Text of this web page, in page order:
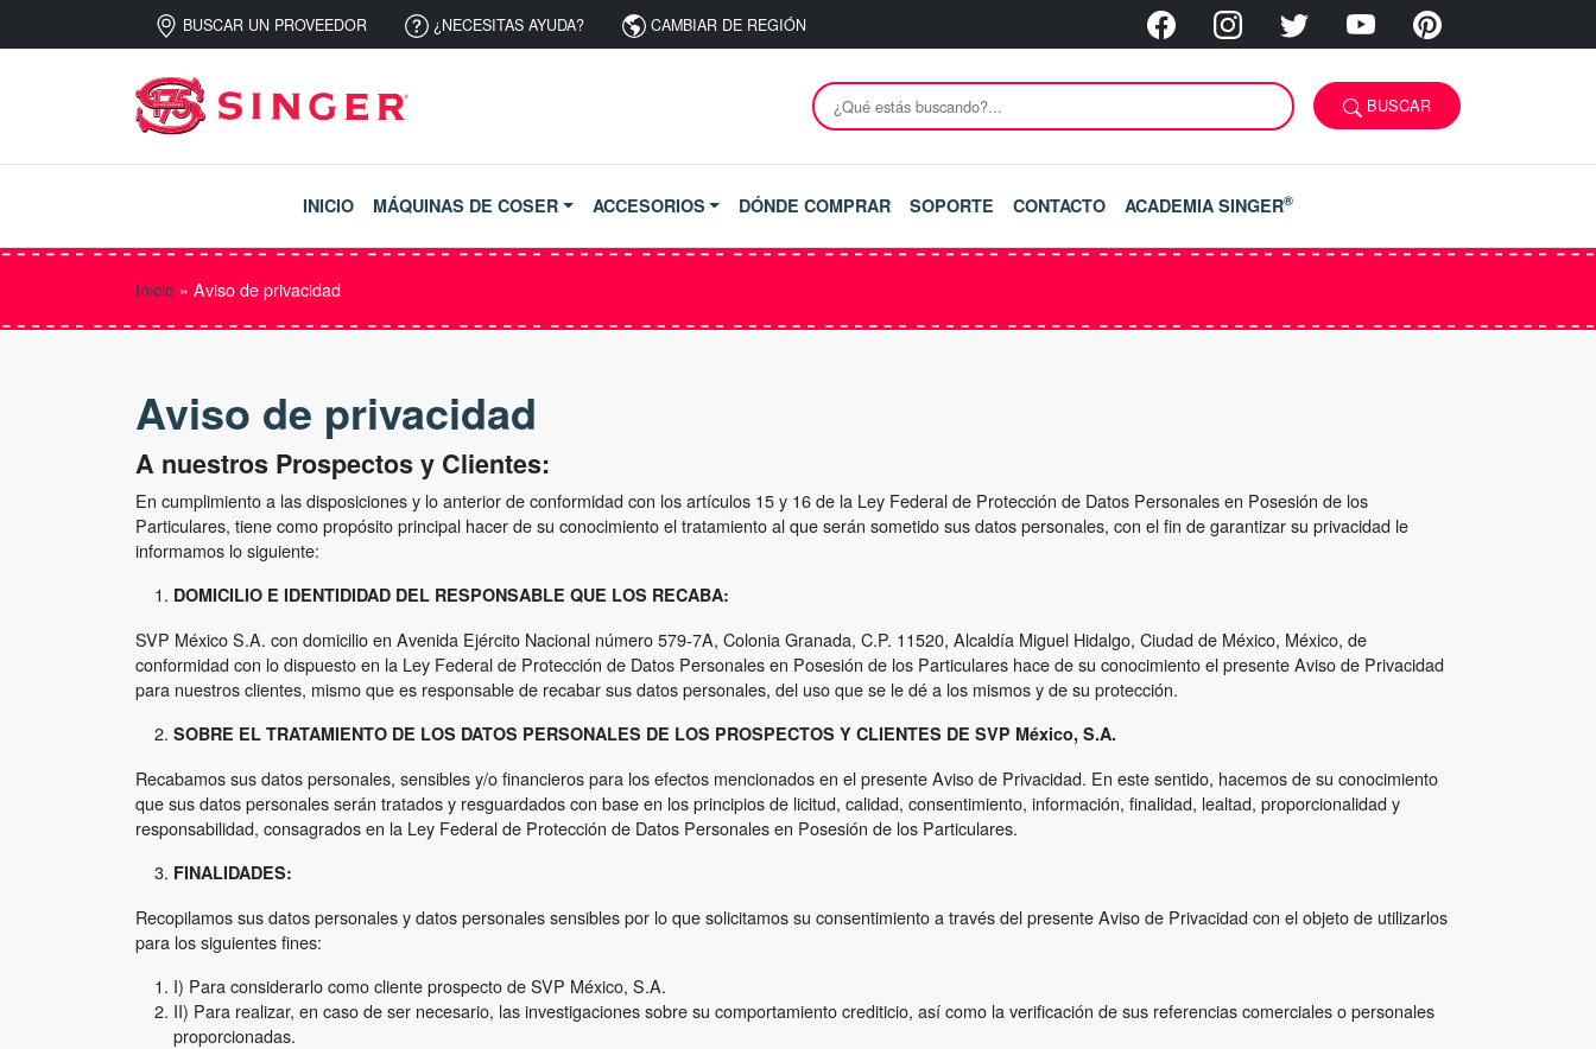
BUSCAR UN PROVEEDOR ¿NECESITAS AYUDA? CAMBIAR DE REGIÓN
BUSCAR
INICIO MÁQUINAS DE COSER ACCESORIOS DÓNDE COMPRAR SOPORTE CONTACTO ACADEMIA SINGER®
Inicio » Aviso de privacidad
Aviso de privacidad
A nuestros Prospectos y Clientes:
En cumplimiento a las disposiciones y lo anterior de conformidad con los artículos 15 y 16 de la Ley Federal de Protección de Datos Personales en Posesión de los
Particulares, tiene como propósito principal hacer de su conocimiento el tratamiento al que serán sometido sus datos personales, con el fin de garantizar su privacidad le
informamos lo siguiente:
DOMICILIO E IDENTIDIDAD DEL RESPONSABLE QUE LOS RECABA:
SVP México S.A. con domicilio en Avenida Ejército Nacional número 579-7A, Colonia Granada, C.P. 11520, Alcaldía Miguel Hidalgo, Ciudad de México, México, de
conformidad con lo dispuesto en la Ley Federal de Protección de Datos Personales en Posesión de los Particulares hace de su conocimiento el presente Aviso de Privacidad
para nuestros clientes, mismo que es responsable de recabar sus datos personales, del uso que se le dé a los mismos y de su protección.
SOBRE EL TRATAMIENTO DE LOS DATOS PERSONALES DE LOS PROSPECTOS Y CLIENTES DE SVP México, S.A.
Recabamos sus datos personales, sensibles y/o financieros para los efectos mencionados en el presente Aviso de Privacidad. En este sentido, hacemos de su conocimiento
que sus datos personales serán tratados y resguardados con base en los principios de licitud, calidad, consentimiento, información, finalidad, lealtad, proporcionalidad y
responsabilidad, consagrados en la Ley Federal de Protección de Datos Personales en Posesión de los Particulares.
FINALIDADES:
Recopilamos sus datos personales y datos personales sensibles por lo que solicitamos su consentimiento a través del presente Aviso de Privacidad con el objeto de utilizarlos
para los siguientes fines:
I) Para considerarlo como cliente prospecto de SVP México, S.A.
II) Para realizar, en caso de ser necesario, las investigaciones sobre su comportamiento crediticio, así como la verificación de sus referencias comerciales o personales
proporcionadas.